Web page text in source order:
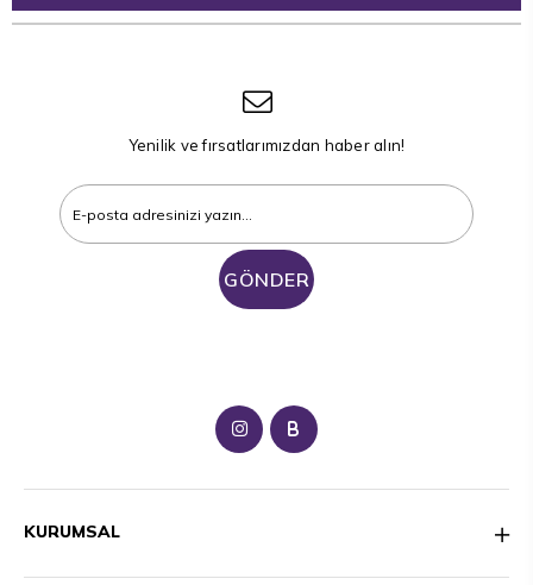
Yenilik ve fırsatlarımızdan haber alın!
GÖNDER
B
KURUMSAL